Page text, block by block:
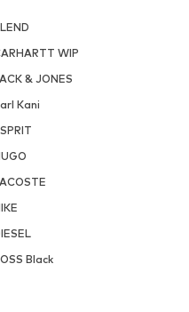
WIP
& JONES
Kani
Black